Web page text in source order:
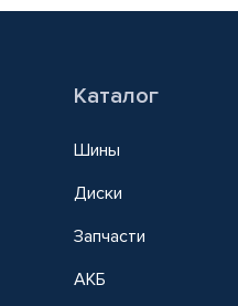
Каталог
Шины
Диски
Запчасти
АКБ